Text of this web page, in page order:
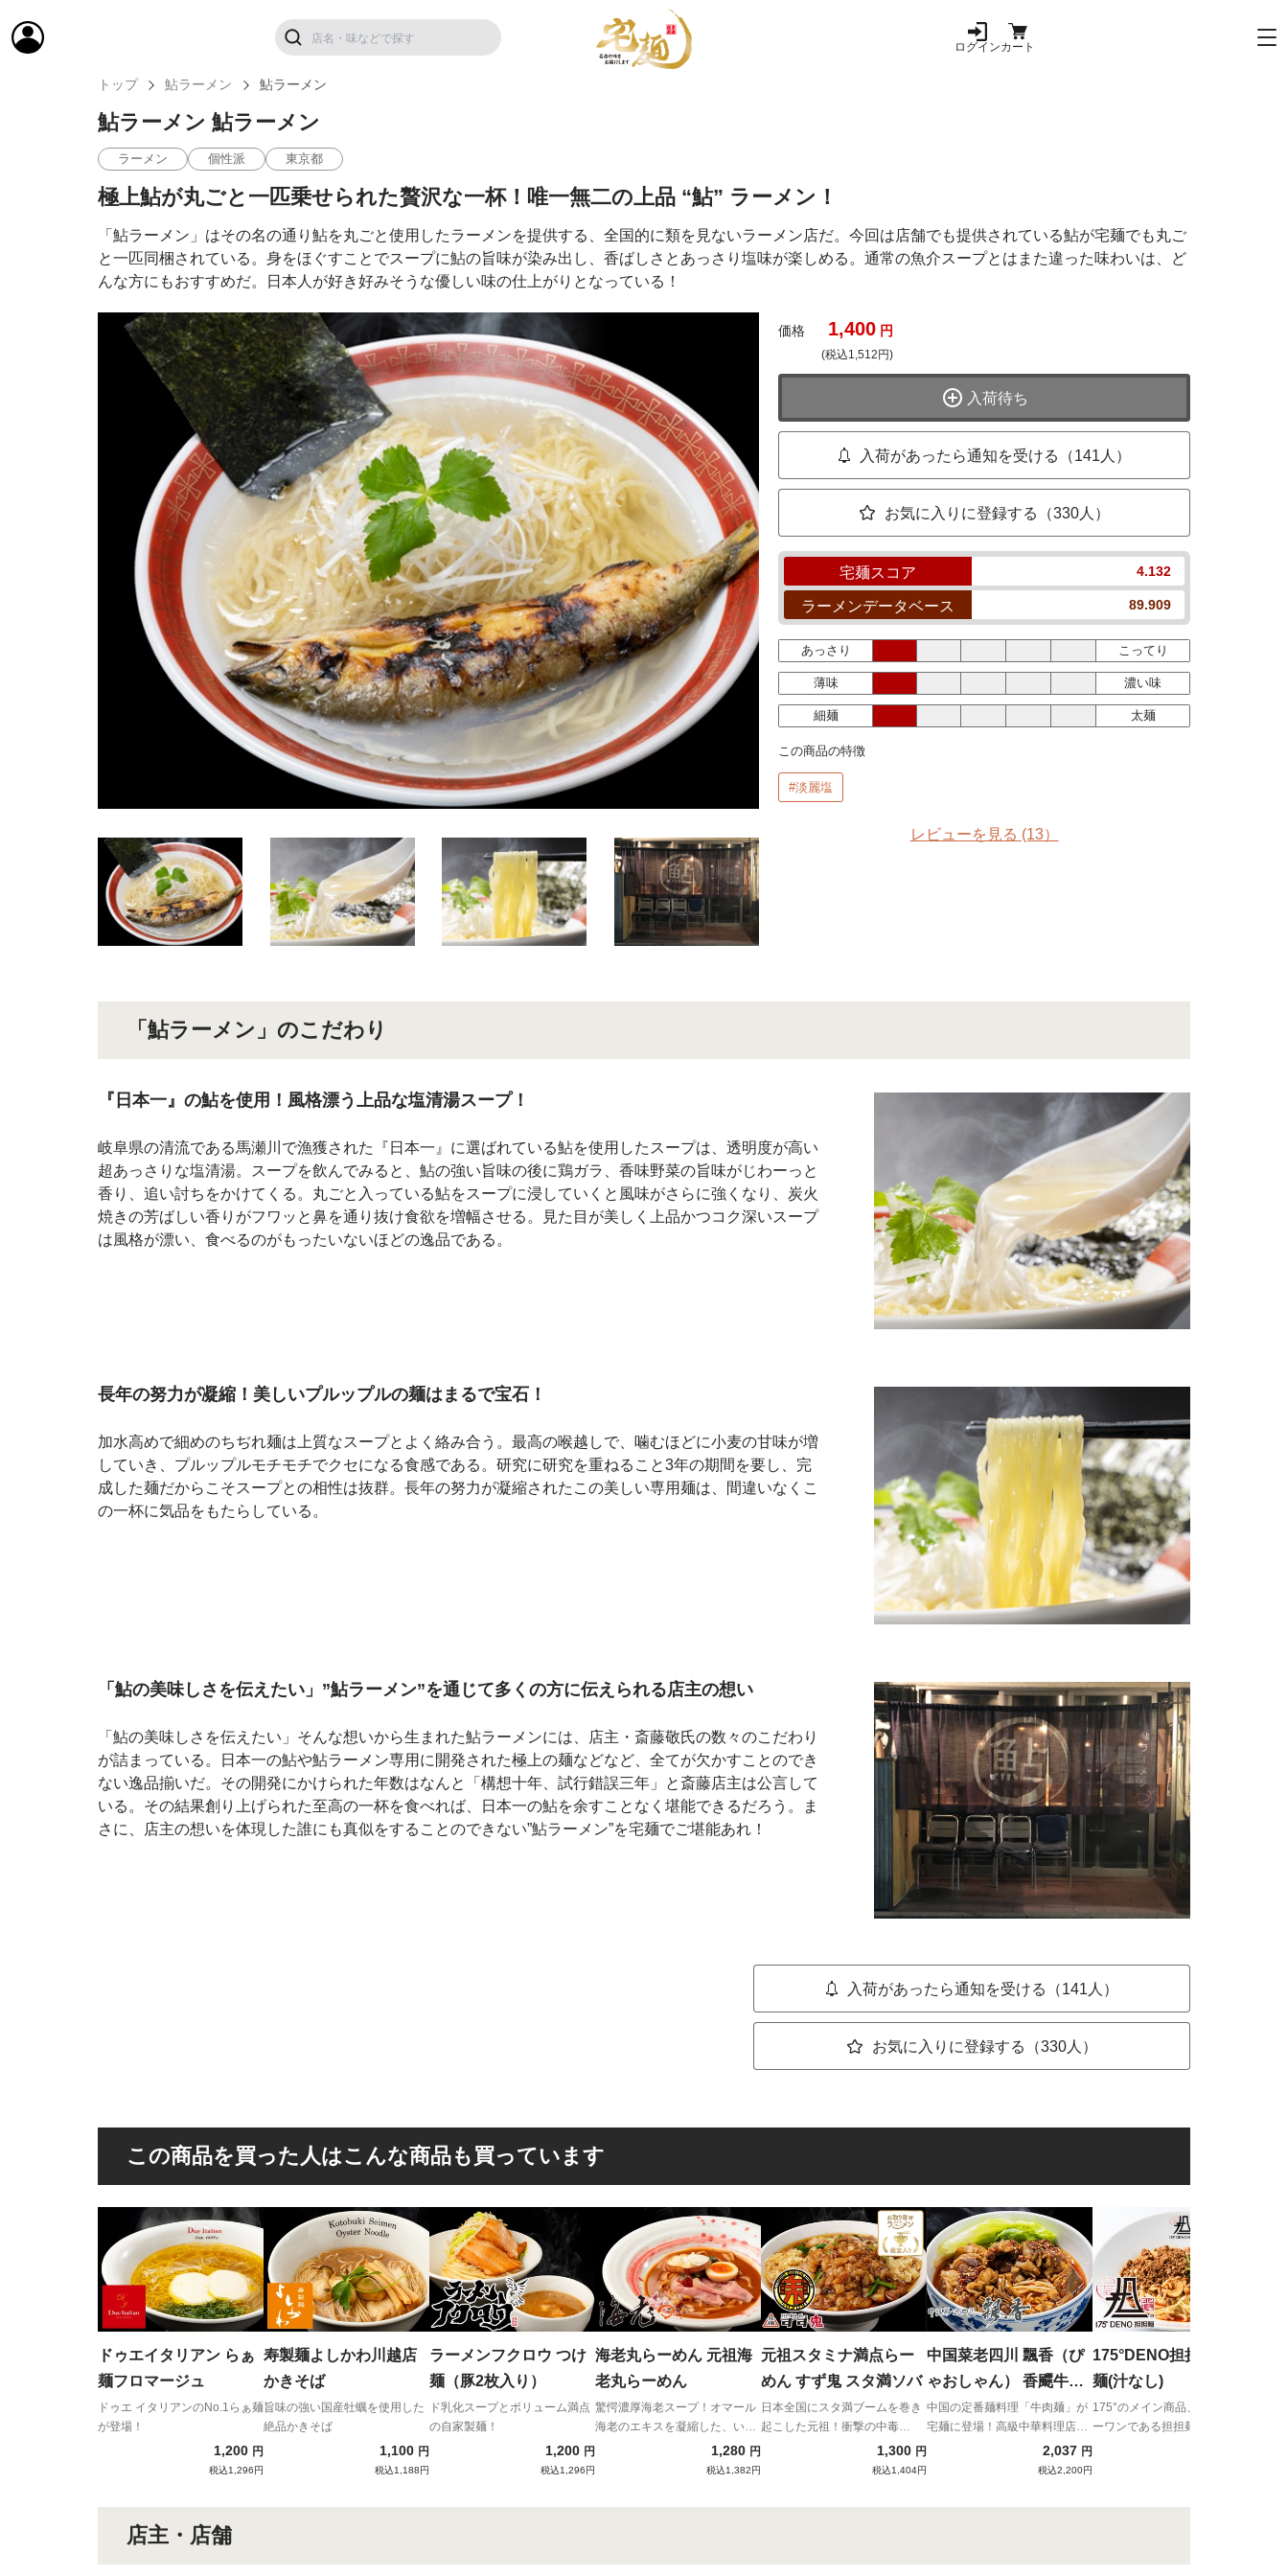
ログインカート
トップ 鮎ラーメン 鮎ラーメン
鮎ラーメン 鮎ラーメン
ラーメン 個性派 東京都
極上鮎が丸ごと一匹乗せられた贅沢な一杯！唯一無二の上品 “鮎” ラーメン！
「鮎ラーメン」はその名の通り鮎を丸ごと使用したラーメンを提供する、全国的に類を見ないラーメン店だ。今回は店舗でも提供されている鮎が宅麺でも丸ご
と一匹同梱されている。身をほぐすことでスープに鮎の旨味が染み出し、香ばしさとあっさり塩味が楽しめる。通常の魚介スープとはまた違った味わいは、ど
んな方にもおすすめだ。日本人が好き好みそうな優しい味の仕上がりとなっている！
価格 1,400 円
(税込1,512円)
入荷待ち
入荷があったら通知を受ける（141人）
お気に入りに登録する（330人）
宅麺スコア 4.132
ラーメンデータベース 89.909
あっさり こってり
薄味 濃い味
細麺 太麺
この商品の特徴
#淡麗塩
レビューを見る (13）
「鮎ラーメン」のこだわり
『日本一』の鮎を使用！風格漂う上品な塩清湯スープ！
岐阜県の清流である馬瀬川で漁獲された『日本一』に選ばれている鮎を使用したスープは、透明度が高い
超あっさりな塩清湯。スープを飲んでみると、鮎の強い旨味の後に鶏ガラ、香味野菜の旨味がじわーっと
香り、追い討ちをかけてくる。丸ごと入っている鮎をスープに浸していくと風味がさらに強くなり、炭火
焼きの芳ばしい香りがフワッと鼻を通り抜け食欲を増幅させる。見た目が美しく上品かつコク深いスープ
は風格が漂い、食べるのがもったいないほどの逸品である。
長年の努力が凝縮！美しいプルップルの麺はまるで宝石！
加水高めで細めのちぢれ麺は上質なスープとよく絡み合う。最高の喉越しで、噛むほどに小麦の甘味が増
していき、プルップルモチモチでクセになる食感である。研究に研究を重ねること3年の期間を要し、完
成した麺だからこそスープとの相性は抜群。長年の努力が凝縮されたこの美しい専用麺は、間違いなくこ
の一杯に気品をもたらしている。
「鮎の美味しさを伝えたい」”鮎ラーメン”を通じて多くの方に伝えられる店主の想い
「鮎の美味しさを伝えたい」そんな想いから生まれた鮎ラーメンには、店主・斎藤敬氏の数々のこだわり
が詰まっている。日本一の鮎や鮎ラーメン専用に開発された極上の麺などなど、全てが欠かすことのでき
ない逸品揃いだ。その開発にかけられた年数はなんと「構想十年、試行錯誤三年」と斎藤店主は公言して
いる。その結果創り上げられた至高の一杯を食べれば、日本一の鮎を余すことなく堪能できるだろう。ま
さに、店主の想いを体現した誰にも真似をすることのできない”鮎ラーメン”を宅麺でご堪能あれ！
入荷があったら通知を受ける（141人）
お気に入りに登録する（330人）
この商品を買った人はこんな商品も買っています
ドゥエイタリアン らぁ
麺フロマージュ
ドゥエ イタリアンのNo.1らぁ麺
が登場！
1,200 円
税込1,296円
寿製麺よしかわ川越店
かきそば
旨味の強い国産牡蠣を使用した
絶品かきそば
1,100 円
税込1,188円
ラーメンフクロウ つけ
麺（豚2枚入り）
ド乳化スープとボリューム満点
の自家製麺！
1,200 円
税込1,296円
海老丸らーめん 元祖海
老丸らーめん
驚愕濃厚海老スープ！オマール
海老のエキスを凝縮した、いま
だかつてない新ラーメン！
1,280 円
税込1,382円
元祖スタミナ満点らー
めん すず鬼 スタ満ソバ
日本全国にスタ満ブームを巻き
起こした元祖！衝撃の中毒
1,300 円
税込1,404円
中国菜老四川 飄香（ぴ
ゃおしゃん） 香飃牛肉
麺
中国の定番麺料理「牛肉麺」が
宅麺に登場！高級中華料理店が
2,037 円
税込2,200円
175°DENO担担麺 担担
麺(汁なし)
175°のメイン商品、人気ナンバ
ーワンである担担麺(汁なし)。
店主・店舗